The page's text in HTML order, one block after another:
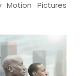
Motion Pictures